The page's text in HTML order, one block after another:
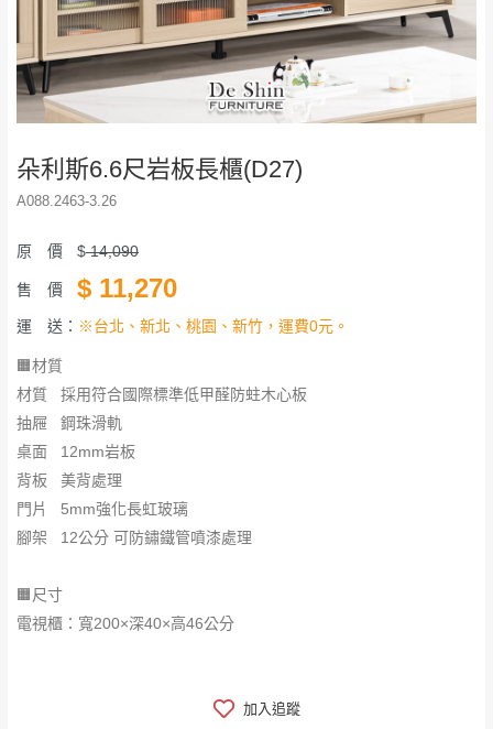
朵利斯6.6尺岩板長櫃(D27)
A088.2463-3.26
原 價 $14,090
售 價 $ 11,270
運 送： ※台北、新北、桃園、新竹，運費0元。
🟧材質
材質 採用符合國際標準低甲醛防蛀木心板
抽屜 鋼珠滑軌
桌面 12mm岩板
背板 美背處理
門片 5mm強化長虹玻璃
腳架 12公分 可防鏽鐵管噴漆處理
🟧尺寸
電視櫃：寬200×深40×高46公分
加入追蹤